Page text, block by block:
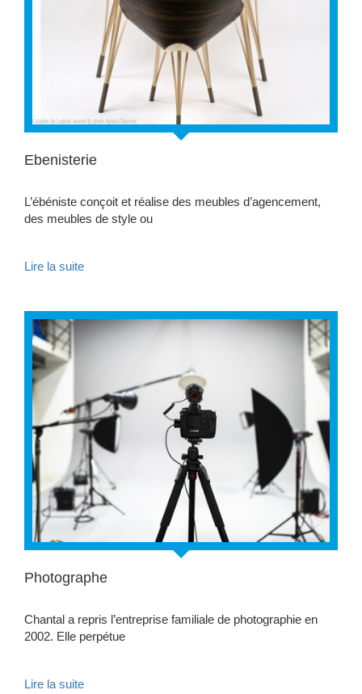
Ebenisterie
L’ébéniste conçoit et réalise des meubles d’agencement,
des meubles de style ou
Lire la suite
Photographe
Chantal a repris l’entreprise familiale de photographie en
2002. Elle perpétue
Lire la suite